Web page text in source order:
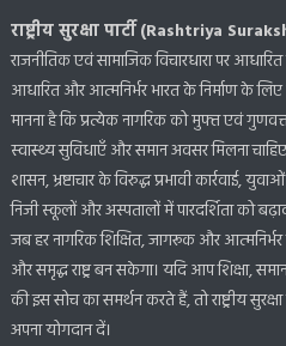
राष्ट्रीय सुरक्षा पार्टी (Rashtriya
राजनीतिक एवं सामाजिक विचारधारा पर आधारित
आधारित और आत्मनिर्भर भारत के निर्माण के
मानना है कि प्रत्येक नागरिक को मुफ्त एवं
स्वास्थ्य सुविधाएँ और समान अवसर मिलना चाहिए।
शासन, भ्रष्टाचार के विरुद्ध प्रभावी कार्रवाई,
निजी स्कूलों और अस्पतालों में पारदर्शिता को
जब हर नागरिक शिक्षित, जागरूक और
और समृद्ध राष्ट्र बन सकेगा। यदि आप शिक्षा,
की इस सोच का समर्थन करते हैं, तो राष्ट्रीय सुरक्षा
अपना योगदान दें।